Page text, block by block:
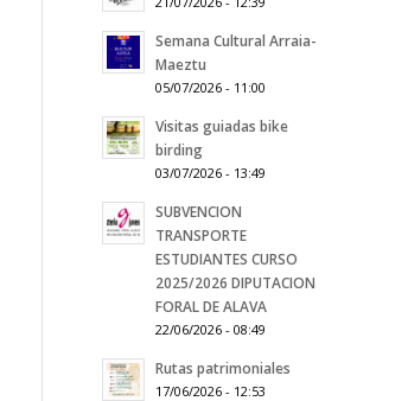
Semana Cultural Arraia-
Maeztu
05/07/2026 - 11:00
Visitas guiadas bike
birding
03/07/2026 - 13:49
SUBVENCION
TRANSPORTE
ESTUDIANTES CURSO
2025/2026 DIPUTACION
FORAL DE ALAVA
22/06/2026 - 08:49
Rutas patrimoniales
17/06/2026 - 12:53